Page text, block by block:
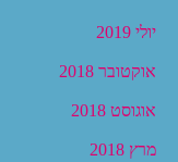
יולי 2019
אוקטובר 2018
אוגוסט 2018
מרץ 2018